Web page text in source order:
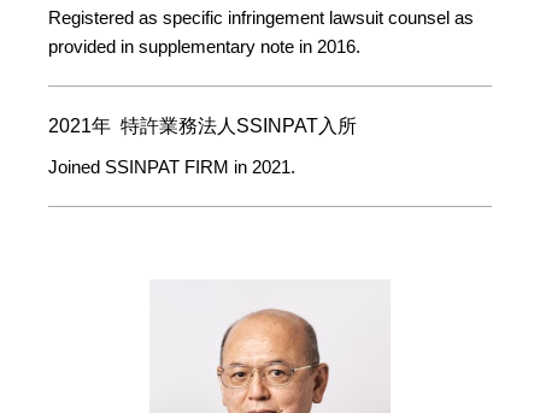
Registered as specific infringement lawsuit counsel as
provided in supplementary note in 2016.
2021年 特許業務法人SSINPAT入所
Joined SSINPAT FIRM in 2021.